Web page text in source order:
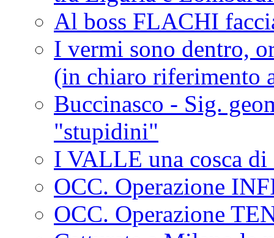
Al boss FLACHI
I vermi sono dentro,
(in chiaro riferimento
Buccinasco - Sig.
"stupidini"
I VALLE una cosca
OCC. Operazione
OCC. Operazione